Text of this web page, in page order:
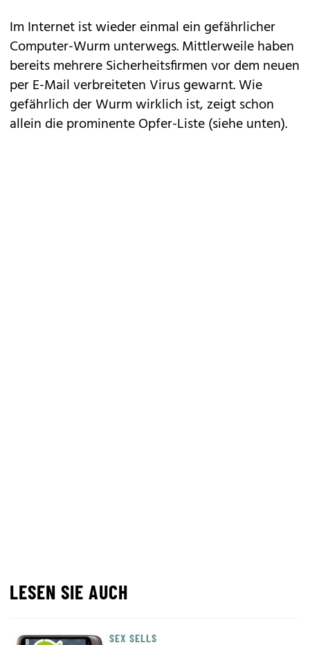
Im Internet ist wieder einmal ein gefährlicher
Computer-Wurm unterwegs. Mittlerweile haben
bereits mehrere Sicherheitsfirmen vor dem neuen
per E-Mail verbreiteten Virus gewarnt. Wie
gefährlich der Wurm wirklich ist, zeigt schon
allein die prominente Opfer-Liste (siehe unten).
LESEN SIE AUCH
SEX SELLS